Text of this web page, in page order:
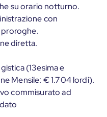
su orario notturno.
con
proroghe.
diretta.
(13esima e
Mensile: € 1.704 lordi).
commisurato ad